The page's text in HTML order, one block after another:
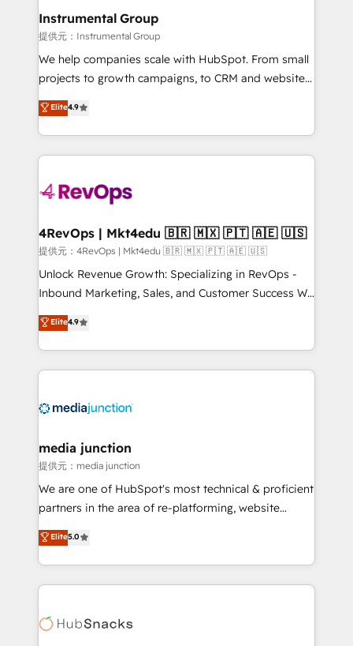
Premier Partner 2023 🌟5 HubSpot Accreditations 🌟
Won HubSpot Theme Challenge 2021 🌟INBOUND’19
HubSpot Rising Star Why us? Harnessing the full
potential of the powerful HubSpot CRM. ✔️A team of
HubSpot experience ✔️Flexible pricing models —
Hourly-fee (assigned one Dedicated HubSpot
requirement). ✔️Helped over 25,000+ customers so
far with our HubSpot solutions. ✔️Bespoke apps &
on-demand bundle services. Connect with us today!
Instrumental Group
提供元：Instrumental Group
We help companies scale with HubSpot. From small
projects to growth campaigns, to CRM and websites.
Hire an agency that's experienced in every inch of
HubSpot and willing to work hand-in-hand with your
team to simplify the complex and build a better
experience for your team and customers.
Elite4.9
4RevOps | Mkt4edu 🇧🇷 🇲🇽 🇵🇹 🇦🇪 🇺🇸
提供元：4RevOps | Mkt4edu 🇧🇷 🇲🇽 🇵🇹 🇦🇪 🇺🇸
Unlock Revenue Growth: Specializing in RevOps -
Inbound Marketing, Sales, and Customer Success We
specialize in driving revenue growth for companies
across industries through tailored marketing, sales,
and customer success strategies, utilizing RevOps
methodologies. As Latin America's largest HubSpot
offer unparalleled insights. Operating in five
Mexico, USA, and Portugal—we've executed over a
hundred successful operations. Our approach,
rooted in RevOps principles, integrates analysis,
training, planning, and qualification. Leveraging
inbound marketing tactics, we focus on
understanding, nurturing, and converting leads.
competitive market.
Elite4.9
media junction
提供元：media junction
We are one of HubSpot's most technical & proficient
partners in the area of re-platforming, website
design & development. We specialize in multi-hub
implementations for mid-market & enterprise
companies. We are woman-owned, powered by
coffee, and we ❤️ dogs. We produce award-winning
Impact Award 🏆2022 Technical Expertise Impact
Elite5.0